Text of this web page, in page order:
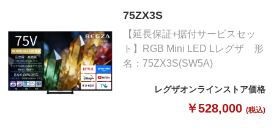
75ZX3S
【延長保証+据付サービスセッ
ト】RGB Mini LED Lレグザ 形
名：75ZX3S(SW5A)
レグザオンラインストア価格
￥528,000 (税込)